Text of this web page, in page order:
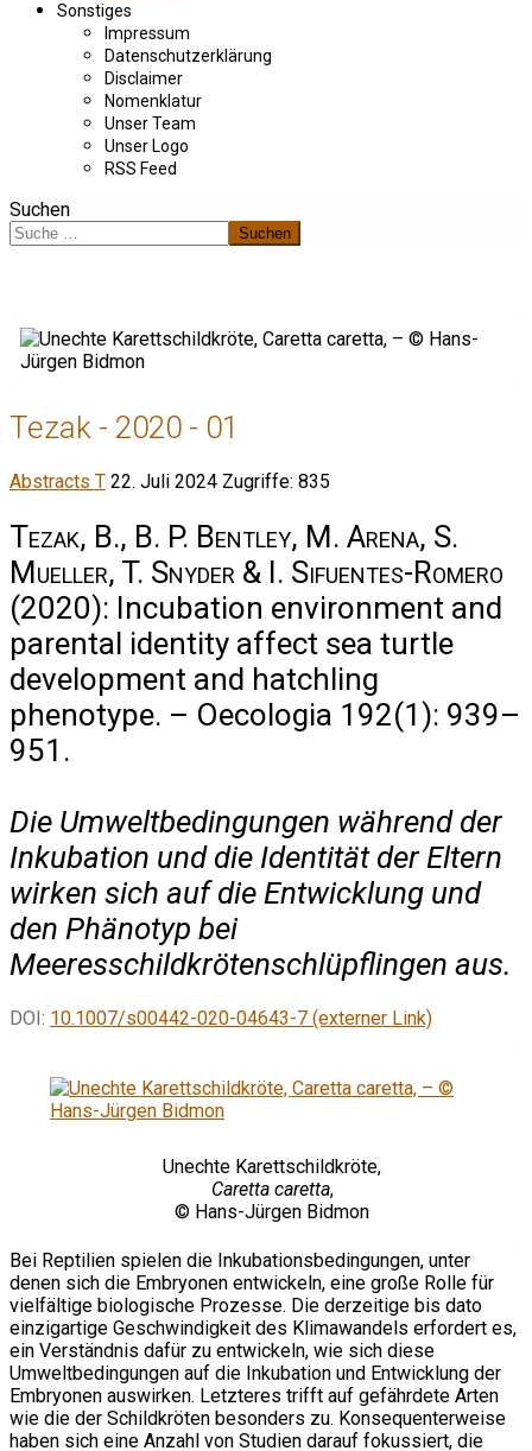
Sonstiges
Impressum
Datenschutzerklärung
Disclaimer
Nomenklatur
Unser Team
Unser Logo
RSS Feed
Suchen
Suchen
Tezak - 2020 - 01
Abstracts T 22. Juli 2024 Zugriffe: 835
Tezak, B., B. P. Bentley, M. Arena, S.
Mueller, T. Snyder & I. Sifuentes-Romero
(2020): Incubation environment and
parental identity affect sea turtle
development and hatchling
phenotype. – Oecologia 192(1): 939–
951.
Die Umweltbedingungen während der
Inkubation und die Identität der Eltern
wirken sich auf die Entwicklung und
den Phänotyp bei
Meeresschildkrötenschlüpflingen aus.
DOI: 10.1007/s00442-020-04643-7 (externer Link)
Unechte Karettschildkröte,
Caretta caretta,
© Hans-Jürgen Bidmon
Bei Reptilien spielen die Inkubationsbedingungen, unter
denen sich die Embryonen entwickeln, eine große Rolle für
vielfältige biologische Prozesse. Die derzeitige bis dato
einzigartige Geschwindigkeit des Klimawandels erfordert es,
ein Verständnis dafür zu entwickeln, wie sich diese
Umweltbedingungen auf die Inkubation und Entwicklung der
Embryonen auswirken. Letzteres trifft auf gefährdete Arten
wie die der Schildkröten besonders zu. Konsequenterweise
haben sich eine Anzahl von Studien darauf fokussiert, die